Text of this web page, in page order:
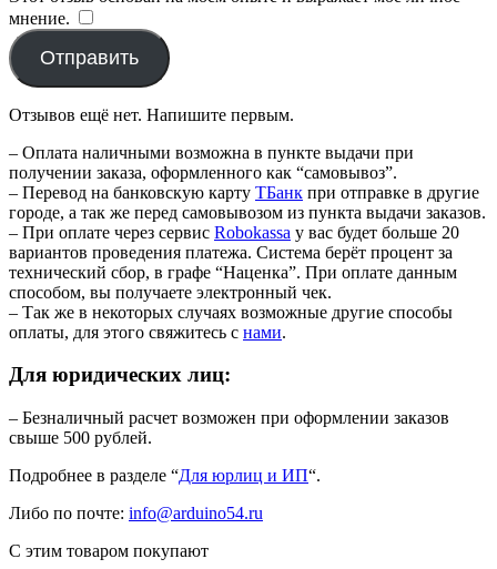
мнение.
Отправить
Отзывов ещё нет. Напишите первым.
– Оплата наличными возможна в пункте выдачи при
получении заказа, оформленного как “самовывоз”.
– Перевод на банковскую карту TБанк при отправке в другие
городе, а так же перед самовывозом из пункта выдачи заказов.
– При оплате через сервис Robokassa у вас будет больше 20
вариантов проведения платежа. Система берёт процент за
технический сбор, в графе “Наценка”. При оплате данным
способом, вы получаете электронный чек.
– Так же в некоторых случаях возможные другие способы
оплаты, для этого свяжитесь с нами.
Для юридических лиц:
– Безналичный расчет возможен при оформлении заказов
свыше 500 рублей.
Подробнее в разделе “Для юрлиц и ИП“.
Либо по почте: info@arduino54.ru
С этим товаром покупают